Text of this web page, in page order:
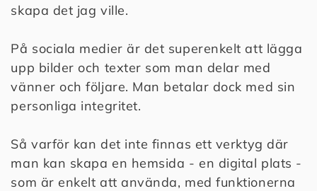
skapa det jag ville.
På sociala medier är det superenkelt att lägga
upp bilder och texter som man delar med
vänner och följare. Man betalar dock med sin
personliga integritet.
Så varför kan det inte finnas ett verktyg där
man kan skapa en hemsida - en digital plats -
som är enkelt att använda, med funktionerna